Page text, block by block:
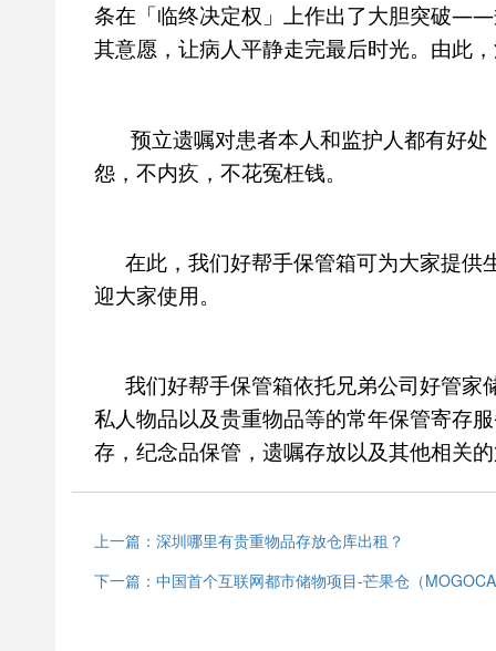
条在「临终决定权」上作出了大胆突破——
其意愿，让病人平静走完最后时光。由此
预立遗嘱对患者本人和监护人都有好
怨，不内疚，不花冤枉钱。
在此，我们好帮手保管箱可为大家提供
迎大家使用。
我们好帮手保管箱依托兄弟公司好管家
私人物品以及贵重物品等的常年保管寄存
存，纪念品保管，遗嘱存放以及其他相关
上一篇：深圳哪里有贵重物品存放仓库出租？
下一篇：中国首个互联网都市储物项目-芒果仓（